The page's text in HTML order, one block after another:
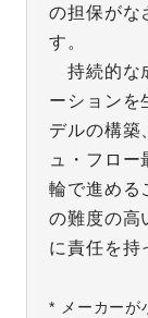
の担保がな
す。
持続的な
ーションを
デルの構築
ュ・フロ
輪で進める
の難度の高
に責任を持
* メーカーが